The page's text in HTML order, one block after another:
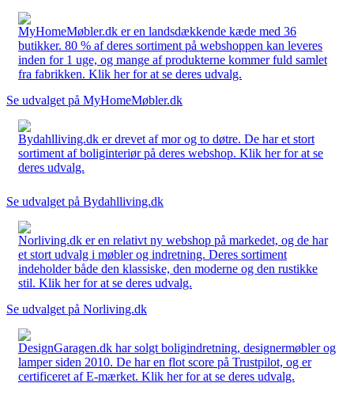
MyHomeMøbler.dk er en landsdækkende kæde med 36
butikker. 80 % af deres sortiment på webshoppen kan leveres
inden for 1 uge, og mange af produkterne kommer fuld samlet
fra fabrikken. Klik her for at se deres udvalg.
Se udvalget på MyHomeMøbler.dk
Bydahlliving.dk er drevet af mor og to døtre. De har et stort
sortiment af boliginteriør på deres webshop. Klik her for at se
deres udvalg.
Se udvalget på Bydahlliving.dk
Norliving.dk er en relativt ny webshop på markedet, og de har
et stort udvalg i møbler og indretning. Deres sortiment
indeholder både den klassiske, den moderne og den rustikke
stil. Klik her for at se deres udvalg.
Se udvalget på Norliving.dk
DesignGaragen.dk har solgt boligindretning, designermøbler og
lamper siden 2010. De har en flot score på Trustpilot, og er
certificeret af E-mærket. Klik her for at se deres udvalg.